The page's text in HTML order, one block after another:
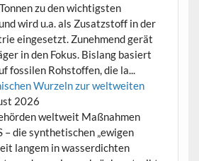
zu den wichtigsten
wird u.a. als Zusatzstoff in der
eingesetzt. Zunehmend gerät
in den Fokus. Bislang basiert
fossilen Rohstoffen, die la...
Wurzeln zur weltweiten
2026
weltweit Maßnahmen
– die synthetischen „ewigen
langem in wasserdichten